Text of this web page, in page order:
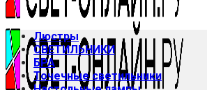
Люстры
СВЕТИЛЬНИКИ
БРА
Точечные светильники